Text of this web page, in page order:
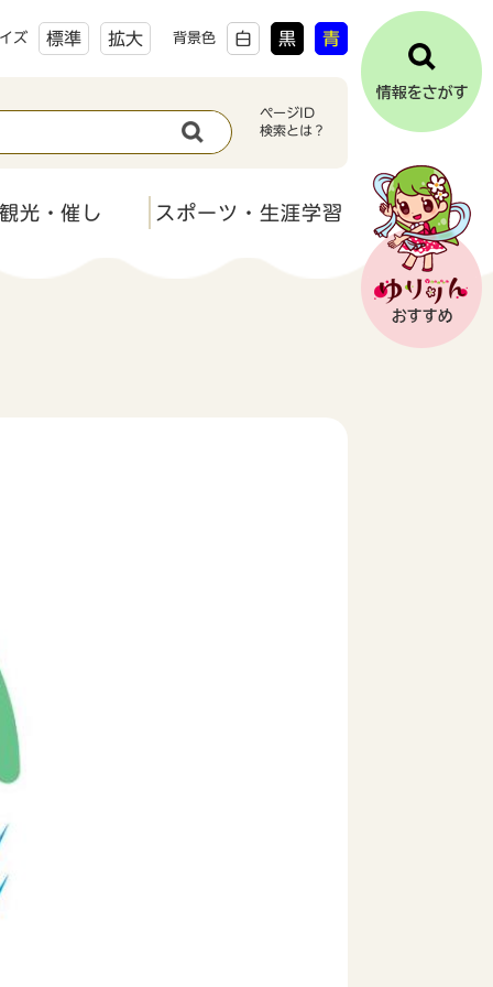
ズ 標準 拡大 背景色 白 黒 青
ページID
検索とは？
光・催し スポーツ・生涯学習